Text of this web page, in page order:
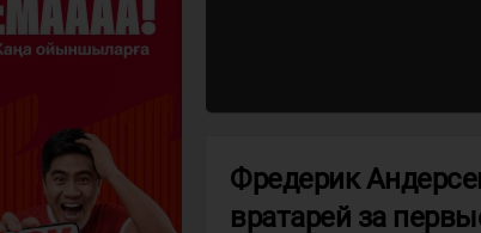
Фредерик
вратарей за